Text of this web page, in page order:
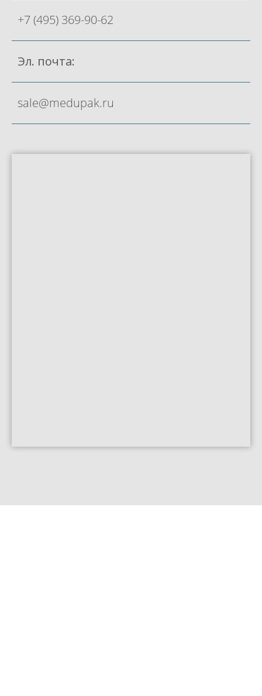
+7 (495) 369-90-62
Эл. почта:
sale@medupak.ru